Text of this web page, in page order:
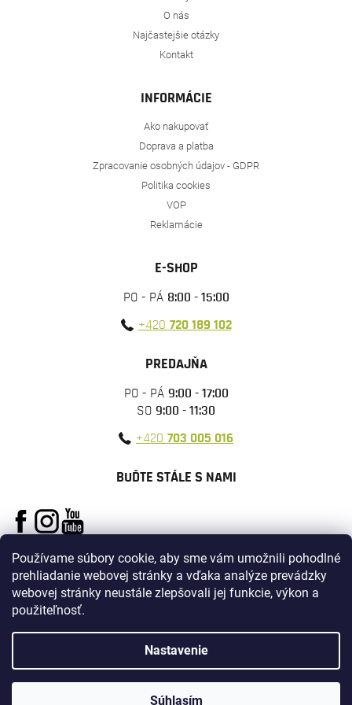
Používame súbory cookie, aby sme vám umožnili pohodlné
prehliadanie webovej stránky a vďaka analýze prevádzky
webovej stránky neustále zlepšovali jej funkcie, výkon a
použiteľnosť.
Nastavenie
Súhlasím
O nás
Najčastejšie otázky
Kontakt
INFORMÁCIE
Ako nakupovať
Doprava a platba
Zpracovanie osobných údajov - GDPR
Politika cookies
VOP
Reklamácie
E-SHOP
PO - PÁ 8:00 - 15:00
+420 720 189 102
PREDAJŇA
PO - PÁ 9:00 - 17:00
SO 9:00 - 11:30
+420 703 005 016
BUĎTE STÁLE S NAMI
Vytvoril Shoptet
ARMYSURPLUS. Všetky práva vyhradené.